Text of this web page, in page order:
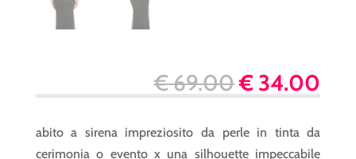
€69.00Il
originale
era:
€ 34.00
è:
abito a sirena impreziosito da perle in tinta da
cerimonia o evento x una silhouette impeccabile